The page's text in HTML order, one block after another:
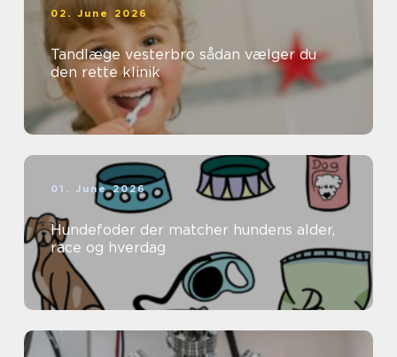
02. June 2026
Tandlæge vesterbro sådan vælger du
den rette klinik
01. June 2026
Hundefoder der matcher hundens alder,
race og hverdag